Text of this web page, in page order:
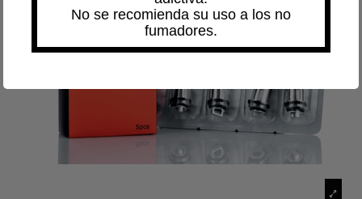
No se recomienda su uso a los no
fumadores.